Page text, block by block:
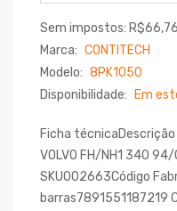
Sem impostos: R$66,76
Marca: CONTITECH
Modelo: 8PK1050
Disponibilidade:
Em
Ficha técnicaDescrição
VOLVO FH/NH1 340 94/
SKU002663Código
barras7891551187219